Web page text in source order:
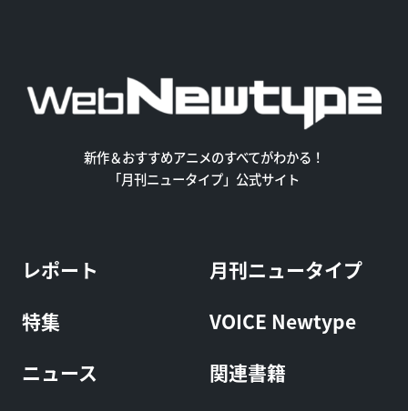
新作＆おすすめアニメのすべてがわかる！
「月刊ニュータイプ」公式サイト
レポート
特集
ニュース
月刊ニュータイプ
VOICE Newtype
関連書籍